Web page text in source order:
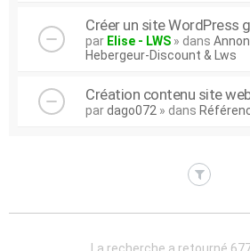
Créer un site WordPress
par Elise - LWS » dans
Hebergeur-Discount & Lws
Création contenu site
pardago072 » dans